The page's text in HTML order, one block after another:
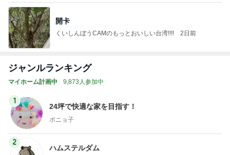
開卡
くいしんぼうCAMのもっとおいしい台湾!!!! 2日前
ジャンルランキング
マイホーム計画中 9,873人参加中
1
24坪で快適な家を目指す！
ポニョ子
2
ハムステルダム